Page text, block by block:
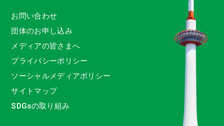
お問い合わせ
団体のお申し込み
メディアの皆さまへ
プライバシーポリシー
ソーシャルメディアポリシー
サイトマップ
SDGsの取り組み